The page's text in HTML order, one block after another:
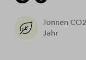
Tonnen
Jahr